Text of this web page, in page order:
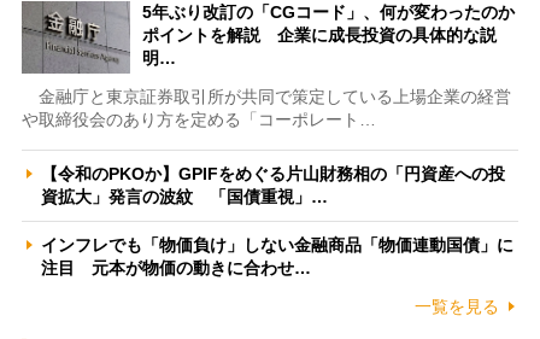
5年ぶり改訂の「CGコード」、何が変わったのか
ポイントを解説 企業に成長投資の具体的な説
明…
金融庁と東京証券取引所が共同で策定している上場企業の経営
や取締役会のあり方を定める「コーポレート…
【令和のPKOか】GPIFをめぐる片山財務相の「円資産への投
資拡大」発言の波紋 「国債重視」…
インフレでも「物価負け」しない金融商品「物価連動国債」に
注目 元本が物価の動きに合わせ…
一覧を見る